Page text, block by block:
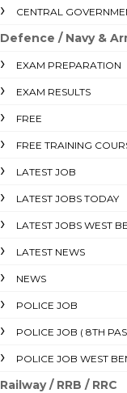
CENTRAL
Defence / Navy &
EXAM PREPARATION
EXAM RESULTS
FREE
FREE TRAINING
LATEST JOB
LATEST JOBS TODAY
LATEST JOBS WEST
LATEST NEWS
NEWS
POLICE JOB
POLICE JOB ( 8TH
POLICE JOB WEST
Railway / RRB / RRC